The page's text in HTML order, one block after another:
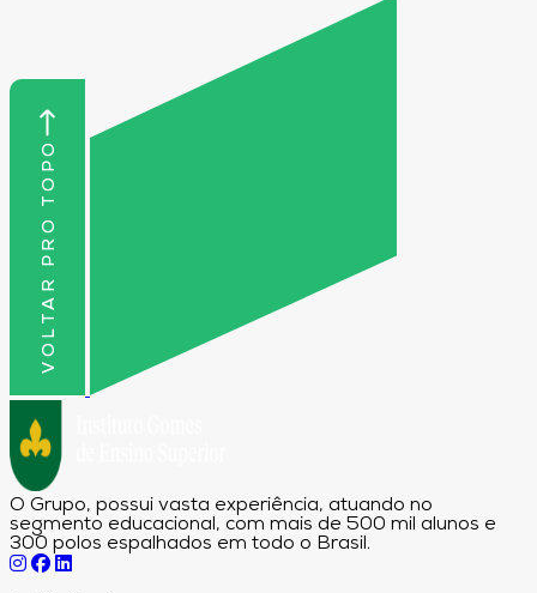
VOLTAR PRO TOPO
O Grupo, possui vasta experiência, atuando no
segmento educacional, com mais de 500 mil alunos e
300 polos espalhados em todo o Brasil.